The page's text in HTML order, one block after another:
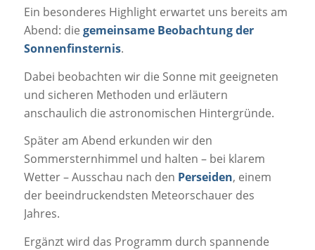
Ein besonderes Highlight erwartet uns bereits am
Abend: die gemeinsame Beobachtung der
Sonnenfinsternis.
Dabei beobachten wir die Sonne mit geeigneten
und sicheren Methoden und erläutern
anschaulich die astronomischen Hintergründe.
Später am Abend erkunden wir den
Sommersternhimmel und halten – bei klarem
Wetter – Ausschau nach den Perseiden, einem
der beeindruckendsten Meteorschauer des
Jahres.
Ergänzt wird das Programm durch spannende